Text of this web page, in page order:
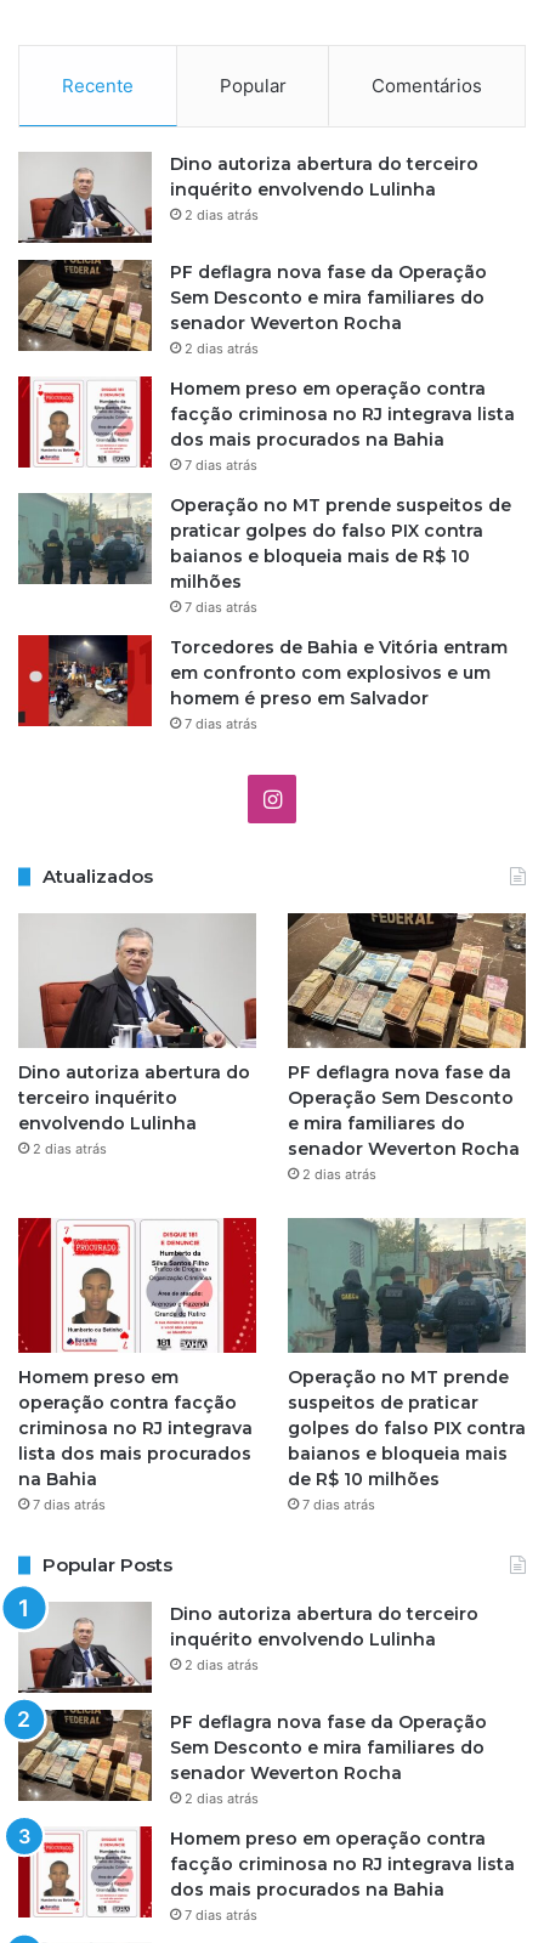
n
a
v
e
s
s
a
a
d
o
r
M
G
Recente Popular Comentários
Dino autoriza abertura do terceiro
inquérito envolvendo Lulinha
2 dias atrás
PF deflagra nova fase da Operação
Sem Desconto e mira familiares do
senador Weverton Rocha
2 dias atrás
Homem preso em operação contra
facção criminosa no RJ integrava lista
dos mais procurados na Bahia
7 dias atrás
Operação no MT prende suspeitos de
praticar golpes do falso PIX contra
baianos e bloqueia mais de R$ 10
milhões
7 dias atrás
Torcedores de Bahia e Vitória entram
em confronto com explosivos e um
homem é preso em Salvador
7 dias atrás
I
t
a
g
r
a
m
Atualizados
Dino autoriza abertura do
terceiro inquérito
envolvendo Lulinha
2 dias atrás
PF deflagra nova fase da
Operação Sem Desconto
e mira familiares do
senador Weverton Rocha
2 dias atrás
Homem preso em
operação contra facção
criminosa no RJ integrava
lista dos mais procurados
na Bahia
7 dias atrás
Operação no MT prende
suspeitos de praticar
golpes do falso PIX contra
baianos e bloqueia mais
de R$ 10 milhões
7 dias atrás
Popular Posts
Dino autoriza abertura do terceiro
inquérito envolvendo Lulinha
2 dias atrás
PF deflagra nova fase da Operação
Sem Desconto e mira familiares do
senador Weverton Rocha
2 dias atrás
Homem preso em operação contra
facção criminosa no RJ integrava lista
dos mais procurados na Bahia
7 dias atrás